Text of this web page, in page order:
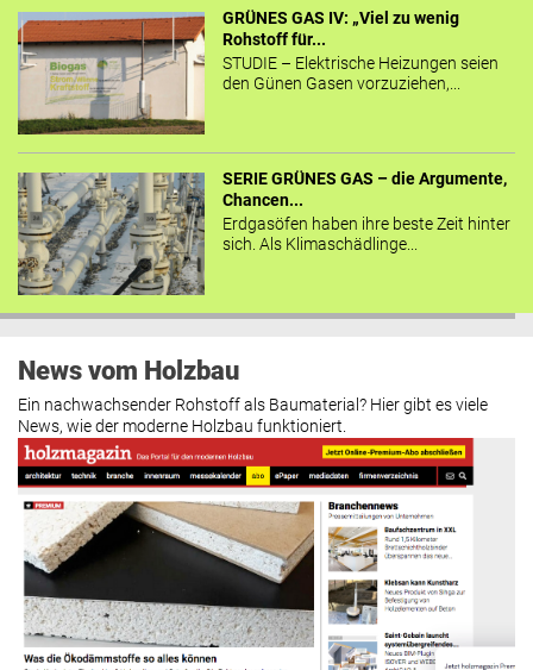
GRÜNES GAS IV: „Viel zu wenig
Rohstoff für...
STUDIE – Elektrische Heizungen seien
den Günen Gasen vorzuziehen,...
SERIE GRÜNES GAS – die Argumente,
Chancen...
Erdgasöfen haben ihre beste Zeit hinter
sich. Als Klimaschädlinge...
News vom Holzbau
Ein nachwachsender Rohstoff als Baumaterial? Hier gibt es viele
News, wie der moderne Holzbau funktioniert.